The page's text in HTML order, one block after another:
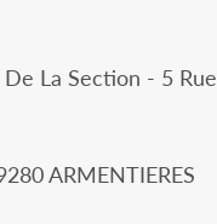
La Section - 5
ARMENTIERES